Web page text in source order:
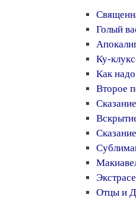
Голый
Ку-
Как
Второе
Отцы и